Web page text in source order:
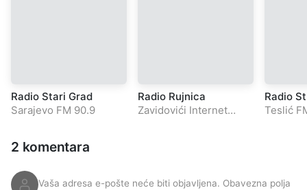
Radio Stari Grad
Sarajevo FM 90.9
Radio Rujnica
Zavidovići Internet
Radio
Teslić
2 komentara
Vaša adresa e-pošte neće biti objavljena. Obavezna polja